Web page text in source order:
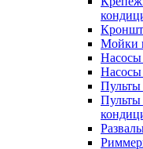
Мойки
Насосы
Насосы
Пульты
Пульты